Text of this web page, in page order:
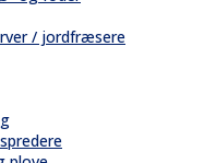
/ jordfræsere